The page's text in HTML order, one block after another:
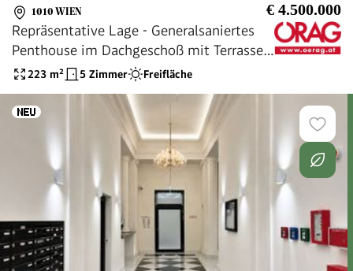
1010 WIEN € 4.500.000
Repräsentative Lage - Generalsaniertes
Penthouse im Dachgeschoß mit Terrassen
- Nähe Oper und Karlsplatz - zu kaufen in
1010 Wien
223 m² 5 Zimmer Freifläche